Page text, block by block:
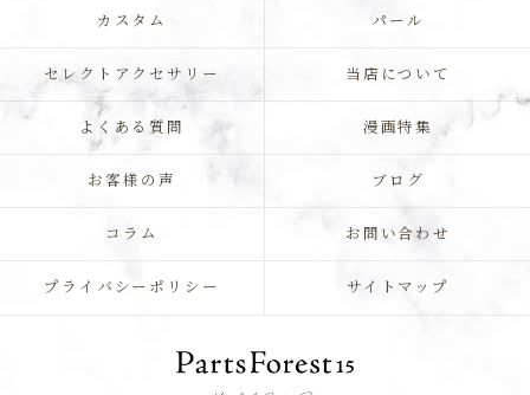
カスタム パール
セレクトアクセサリー 当店について
よくある質問 漫画特集
お客様の声 ブログ
コラム お問い合わせ
プライバシーポリシー サイトマップ